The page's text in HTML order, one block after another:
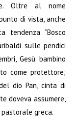
Oltre al nome
di vista, anche
tendenza “Bosco
sulle pendici
Gesù bambino
come protettore;
dio Pan, cinta di
doveva assumere,
pastorale greca.